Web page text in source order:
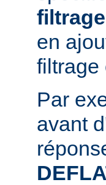
filtrage
en
filtrage
Par
avant